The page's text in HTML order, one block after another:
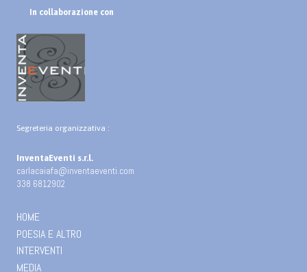
In collaborazione con
Segreteria organizzativa :
InventaEventi s.r.l.
carlacaiafa@inventaeventi.com
338 6812902
HOME
POESIA E ALTRO
INTERVENTI
MEDIA